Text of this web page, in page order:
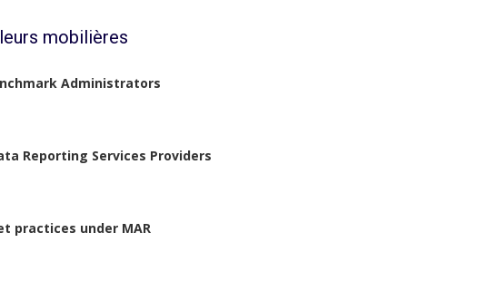
mobilières
Administrators
Reporting Services Providers
practices under MAR